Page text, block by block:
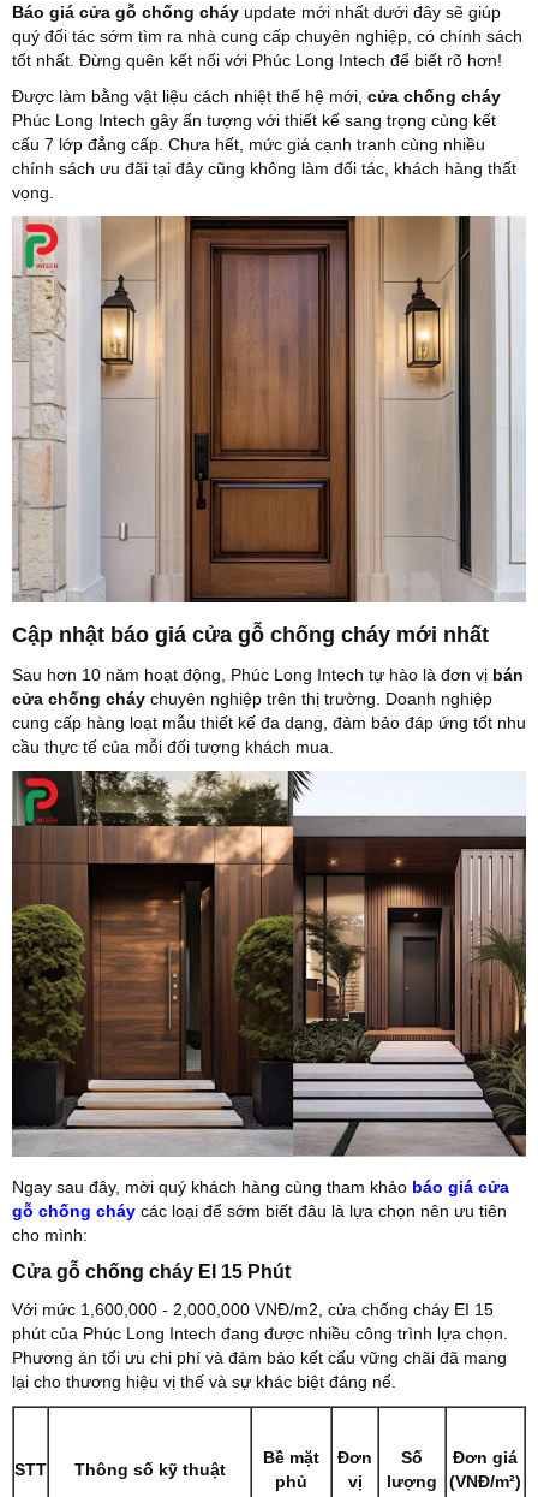
Báo giá cửa gỗ chống cháy update mới nhất dưới đây sẽ giúp
quý đối tác sớm tìm ra nhà cung cấp chuyên nghiệp, có chính sách
tốt nhất. Đừng quên kết nối với Phúc Long Intech để biết rõ hơn!
Được làm bằng vật liệu cách nhiệt thế hệ mới, cửa chống cháy
Phúc Long Intech gây ấn tượng với thiết kế sang trọng cùng kết
cấu 7 lớp đẳng cấp. Chưa hết, mức giá cạnh tranh cùng nhiều
chính sách ưu đãi tại đây cũng không làm đối tác, khách hàng thất
vọng.
Cập nhật báo giá cửa gỗ chống cháy mới nhất
Sau hơn 10 năm hoạt động, Phúc Long Intech tự hào là đơn vị bán
cửa chống cháy chuyên nghiệp trên thị trường. Doanh nghiệp
cung cấp hàng loạt mẫu thiết kế đa dạng, đảm bảo đáp ứng tốt nhu
cầu thực tế của mỗi đối tượng khách mua.
Ngay sau đây, mời quý khách hàng cùng tham khảo báo giá cửa
gỗ chống cháy các loại để sớm biết đâu là lựa chọn nên ưu tiên
cho mình:
Cửa gỗ chống cháy EI 15 Phút
Với mức 1,600,000 - 2,000,000 VNĐ/m2, cửa chống cháy EI 15
phút của Phúc Long Intech đang được nhiều công trình lựa chọn.
Phương án tối ưu chi phí và đảm bảo kết cấu vững chãi đã mang
lại cho thương hiệu vị thế và sự khác biệt đáng nể.
STT Thông số kỹ thuật
Bề mặt
phủ
Đơn
vị
Số
lượng
Đơn giá
(VNĐ/m²)